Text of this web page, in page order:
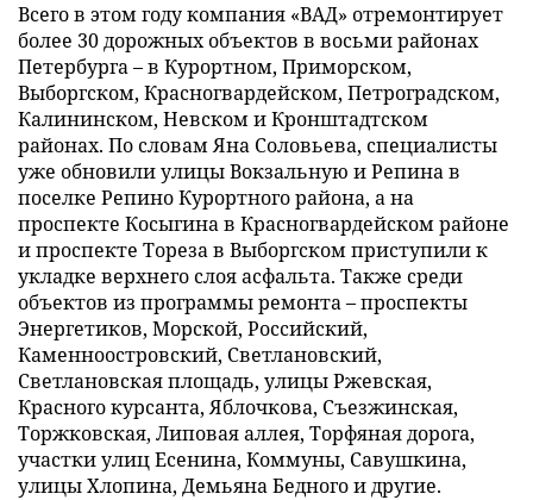
Всего в этом году компания «ВАД» отремонтирует
более 30 дорожных объектов в восьми районах
Петербурга – в Курортном, Приморском,
Выборгском, Красногвардейском, Петроградском,
Калининском, Невском и Кронштадтском
районах. По словам Яна Соловьева, специалисты
уже обновили улицы Вокзальную и Репина в
поселке Репино Курортного района, а на
проспекте Косыгина в Красногвардейском районе
и проспекте Тореза в Выборгском приступили к
укладке верхнего слоя асфальта. Также среди
объектов из программы ремонта – проспекты
Энергетиков, Морской, Российский,
Каменноостровский, Светлановский,
Светлановская площадь, улицы Ржевская,
Красного курсанта, Яблочкова, Съезжинская,
Торжковская, Липовая аллея, Торфяная дорога,
участки улиц Есенина, Коммуны, Савушкина,
улицы Хлопина, Демьяна Бедного и другие.